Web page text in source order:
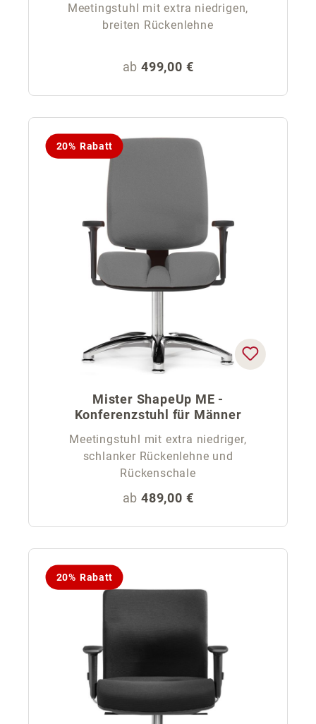
Meetingstuhl mit extra niedrigen,
breiten Rückenlehne
Regulärer Preis:
ab 499,00 €
20% Rabatt
Mister ShapeUp ME -
Konferenzstuhl für Männer
Meetingstuhl mit extra niedriger,
schlanker Rückenlehne und
Rückenschale
Regulärer Preis:
ab 489,00 €
20% Rabatt